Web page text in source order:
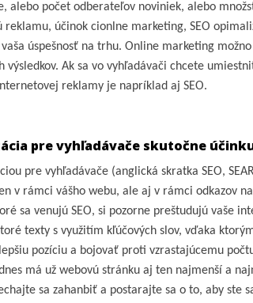
alebo počet odberateľov noviniek, alebo
reklamu, účinok cionlne marketing, SEO
vaša úspešnosť na trhu. Online marketing
výsledkov. Ak sa vo vyhľadávači chcete
reklamy je napríklad aj SEO.
pre vyhľadávače skutočne
pre vyhľadávače (anglická skratka SEO,
v rámci vášho webu, ale aj v rámci odkazov
sa venujú SEO, si pozorne preštudujú vaše
texty s využitím kľúčových slov, vďaka
pozíciu a bojovať proti vzrastajúcemu
má už webovú stránku aj ten najmenší a
sa zahanbiť a postarajte sa o to, aby ste